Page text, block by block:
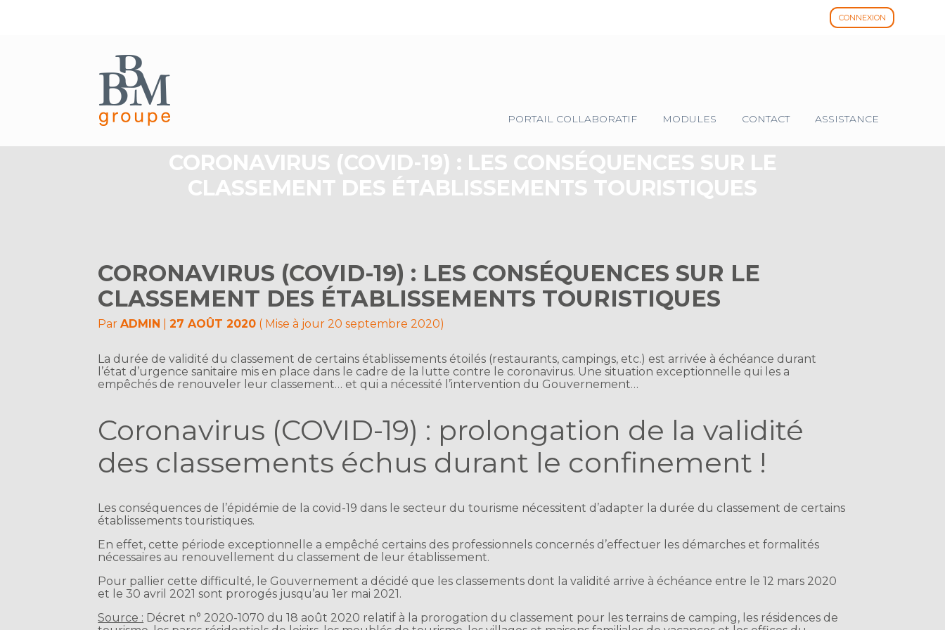
CONNEXION
Principal
PORTAIL COLLABORATIF MODULES CONTACT ASSISTANCE
CORONAVIRUS (COVID-19) : LES CONSÉQUENCES SUR LE
CLASSEMENT DES ÉTABLISSEMENTS TOURISTIQUES
CORONAVIRUS (COVID-19) : LES CONSÉQUENCES SUR LE
CLASSEMENT DES ÉTABLISSEMENTS TOURISTIQUES
ParADMIN |27 AOÛT 2020 ( Mise à jour 20 septembre 2020)
La durée de validité du classement de certains établissements étoilés (restaurants, campings, etc.) est arrivée à échéance durant
l’état d’urgence sanitaire mis en place dans le cadre de la lutte contre le coronavirus. Une situation exceptionnelle qui les a
empêchés de renouveler leur classement… et qui a nécessité l’intervention du Gouvernement…
Coronavirus (COVID-19) : prolongation de la validité
des classements échus durant le confinement !
Les conséquences de l’épidémie de la covid-19 dans le secteur du tourisme nécessitent d’adapter la durée du classement de certains
établissements touristiques.
En effet, cette période exceptionnelle a empêché certains des professionnels concernés d’effectuer les démarches et formalités
nécessaires au renouvellement du classement de leur établissement.
Pour pallier cette difficulté, le Gouvernement a décidé que les classements dont la validité arrive à échéance entre le 12 mars 2020
et le 30 avril 2021 sont prorogés jusqu’au 1er mai 2021.
Source : Décret n° 2020-1070 du 18 août 2020 relatif à la prorogation du classement pour les terrains de camping, les résidences de